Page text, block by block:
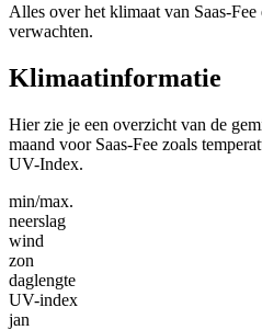
Alles over het klimaat van Saas-
verwachten.
Klimaatinformatie
Hier zie je een overzicht van de
maand voor Saas-Fee zoals
UV-Index.
min/max.
neerslag
wind
zon
daglengte
UV-index
jan